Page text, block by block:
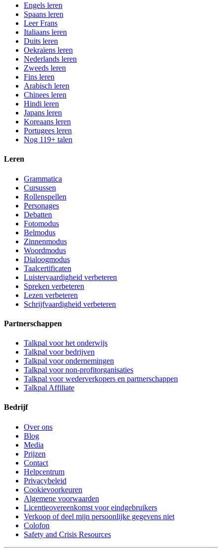
Engels leren
Spaans leren
Leer Frans
Italiaans leren
Duits leren
Oekraïens leren
Nederlands leren
Zweeds leren
Fins leren
Arabisch leren
Chinees leren
Hindi leren
Japans leren
Koreaans leren
Portugees leren
Nog 119+ talen
Leren
Grammatica
Cursussen
Rollenspellen
Personages
Debatten
Fotomodus
Belmodus
Zinnenmodus
Woordmodus
Dialoogmodus
Taalcertificaten
Luistervaardigheid verbeteren
Spreken verbeteren
Lezen verbeteren
Schrijfvaardigheid verbeteren
Partnerschappen
Talkpal voor het onderwijs
Talkpal voor bedrijven
Talkpal voor ondernemingen
Talkpal voor non-profitorganisaties
Talkpal voor wederverkopers en partnerschappen
Talkpal Affiliate
Bedrijf
Over ons
Blog
Media
Prijzen
Contact
Helpcentrum
Privacybeleid
Cookievoorkeuren
Algemene voorwaarden
Licentieovereenkomst voor eindgebruikers
Verkoop of deel mijn persoonlijke gegevens niet
Colofon
Safety and Crisis Resources